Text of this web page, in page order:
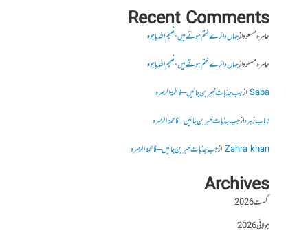
Recent Comments
طاہرہ مسعودازجہاں دائرے ختم ہوتے ہیں- نعیم اللہ باجوہ
طاہرہ مسعودازجہاں دائرے ختم ہوتے ہیں- نعیم اللہ باجوہ
Sabaازجب جذبات خبر بن جائیں – فاطمۃالزہرہ
نایاب زہرہازجب جذبات خبر بن جائیں – فاطمۃالزہرہ
Zahra khanازجب جذبات خبر بن جائیں – فاطمۃالزہرہ
Archives
اگست 2026
جولائی 2026